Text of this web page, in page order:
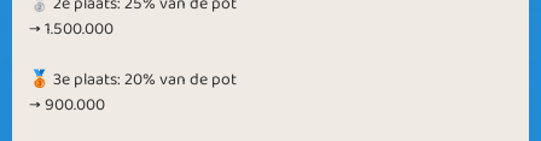
→ 1.500.000
🥉 3e plaats: 20% van de pot
→ 900.000